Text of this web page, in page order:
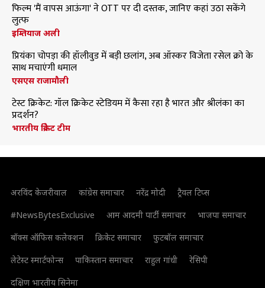
फिल्म 'मैं वापस आऊंगा' ने OTT पर दी दस्तक, जानिए कहां उठा सकेंगे
लुत्फ
इम्तियाज अली
प्रियंका चोपड़ा की हॉलीवुड में बड़ी छलांग, अब ऑस्कर विजेता रसेल क्रो के
साथ मचाएंगी धमाल
एसएस राजामौली
टेस्ट क्रिकेट: गॉल क्रिकेट स्टेडियम में कैसा रहा है भारत और श्रीलंका का
प्रदर्शन?
भारतीय क्रिकेट टीम
अरविंद केजरीवाल कांग्रेस समाचार नरेंद्र मोदी
ट्रैवल टिप्स
#NewsBytesExclusive
आम आदमी पार्टी समाचार
भाजपा समाचार
बॉक्स ऑफिस कलेक्शन
क्रिकेट समाचार
फुटबॉल समाचार
लेटेस्ट स्मार्टफोन्स
पाकिस्तान समाचार राहुल गांधी
रेसिपी
दक्षिण भारतीय सिनेमा